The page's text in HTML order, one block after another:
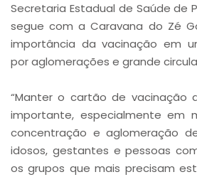
Secretaria Estadual de Saúde de
segue com a Caravana do Zé
importância da vacinação em
por aglomerações e grande
“Manter o cartão de vacinação
importante, especialmente em
concentração e aglomeração
idosos, gestantes e pessoas
os grupos que mais precisam